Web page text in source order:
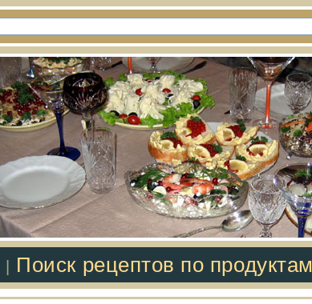
Поиск рецептов по продуктам